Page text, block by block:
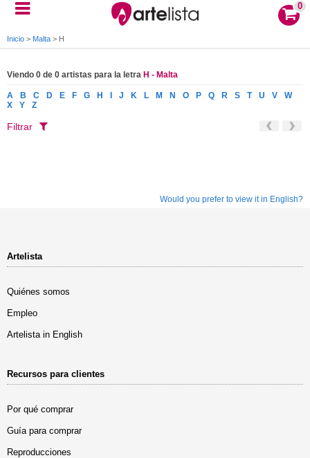
0
Inicio > Malta > H
Viendo 0 de 0 artistas para la letra H - Malta
A B C D E F G H J K L M N O P Q R S T U V
W
X
Y Z
Filtrar
Would you prefer to view it in English?
Artelista
Quiénes somos
Empleo
Artelista in English
Recursos para clientes
Por qué comprar
Guía para comprar
Reproducciones